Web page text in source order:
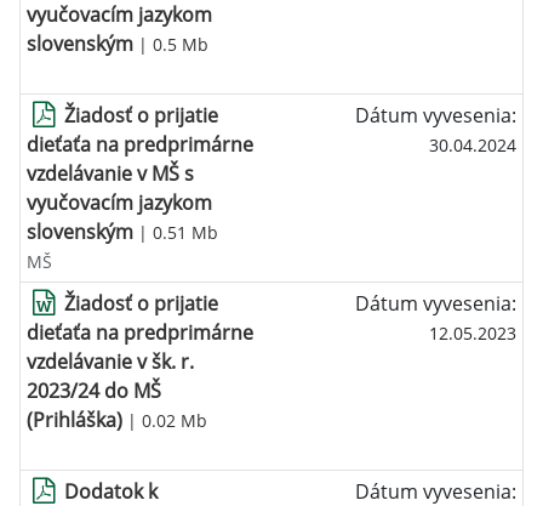
vyučovacím jazykom
slovenským | 0.5 Mb
Žiadosť o prijatie
dieťaťa na predprimárne
vzdelávanie v MŠ s
vyučovacím jazykom
slovenským | 0.51 Mb
Dátum vyvesenia:
30.04.2024
MŠ
Žiadosť o prijatie
dieťaťa na predprimárne
vzdelávanie v šk. r.
2023/24 do MŠ
(Prihláška) | 0.02 Mb
Dátum vyvesenia:
12.05.2023
Dodatok k
Dátum vyvesenia: